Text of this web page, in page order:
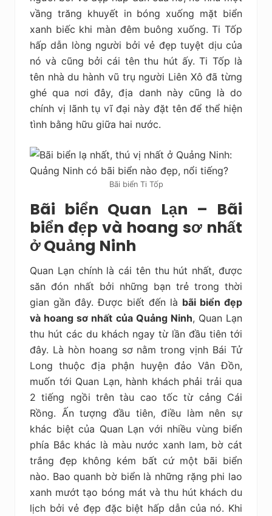
vầng trăng khuyết in bóng xuống mặt biển
xanh biếc khi màn đêm buông xuống. Ti Tốp
hấp dẫn lòng người bởi vẻ đẹp tuyệt dịu của
nó và cũng bởi cái tên thu hút ấy. Ti Tốp là
tên nhà du hành vũ trụ người Liên Xô đã từng
ghé qua nơi đây, địa danh này cũng là do
chính vị lãnh tụ vĩ đại này đặt tên để thể hiện
tình bằng hữu giữa hai nước.
Bãi biển Ti Tốp
Bãi biển Quan Lạn – Bãi
biển đẹp và hoang sơ nhất
ở Quảng Ninh
Quan Lạn chính là cái tên thu hút nhất, được
săn đón nhất bởi những bạn trẻ trong thời
gian gần đây. Được biết đến là bãi biển đẹp
và hoang sơ nhất của Quảng Ninh, Quan Lạn
thu hút các du khách ngay từ lần đầu tiên tới
đây. Là hòn hoang sơ nằm trong vịnh Bái Tử
Long thuộc địa phận huyện đảo Vân Đồn,
muốn tới Quan Lạn, hành khách phải trải qua
2 tiếng ngồi trên tàu cao tốc từ cảng Cái
Rồng. Ấn tượng đầu tiên, điều làm nên sự
khác biệt của Quan Lạn với nhiều vùng biển
phía Bắc khác là màu nước xanh lam, bờ cát
trắng đẹp không kém bất cứ một bãi biển
nào. Bao quanh bờ biển là những rặng phi lao
xanh mướt tạo bóng mát và thu hút khách du
lịch bởi vẻ đẹp đặc biệt hấp dẫn của nó. Khi